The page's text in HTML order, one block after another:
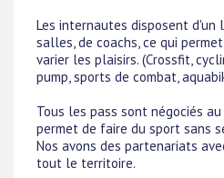
Les internautes disposent d'un
salles, de coachs, ce qui
varier les plaisirs. (Crossfit,
pump, sports de combat,
Tous les pass sont négociés
permet de faire du sport sans
Nos avons des partenariats
tout le territoire.